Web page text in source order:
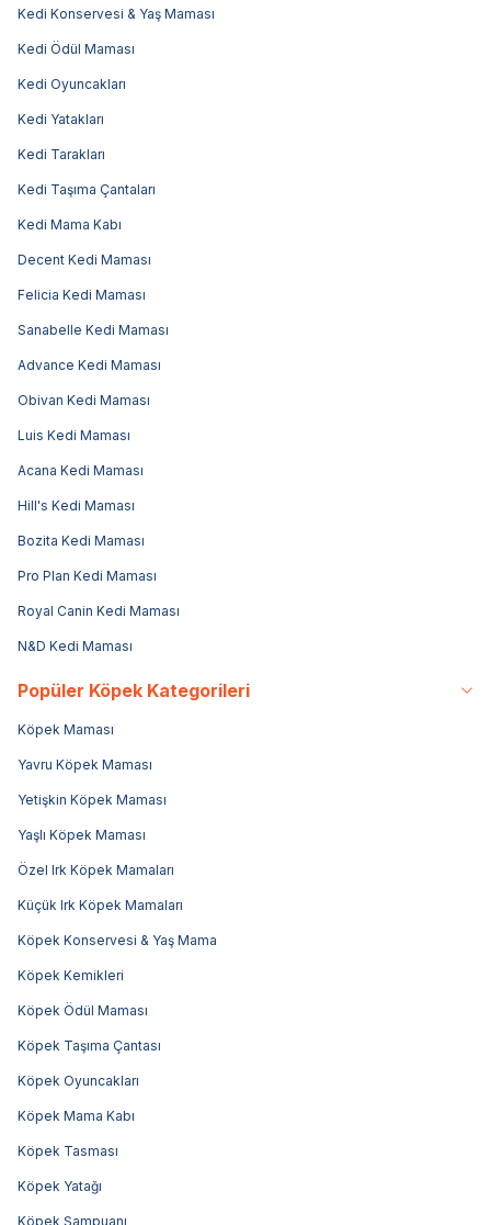
Kedi Konservesi & Yaş Maması
Kedi Ödül Maması
Kedi Oyuncakları
Kedi Yatakları
Kedi Tarakları
Kedi Taşıma Çantaları
Kedi Mama Kabı
Decent Kedi Maması
Felicia Kedi Maması
Sanabelle Kedi Maması
Advance Kedi Maması
Obivan Kedi Maması
Luis Kedi Maması
Acana Kedi Maması
Hill's Kedi Maması
Bozita Kedi Maması
Pro Plan Kedi Maması
Royal Canin Kedi Maması
N&D Kedi Maması
Popüler Köpek Kategorileri
Köpek Maması
Yavru Köpek Maması
Yetişkin Köpek Maması
Yaşlı Köpek Maması
Özel Irk Köpek Mamaları
Küçük Irk Köpek Mamaları
Köpek Konservesi & Yaş Mama
Köpek Kemikleri
Köpek Ödül Maması
Köpek Taşıma Çantası
Köpek Oyuncakları
Köpek Mama Kabı
Köpek Tasması
Köpek Yatağı
Köpek Şampuanı